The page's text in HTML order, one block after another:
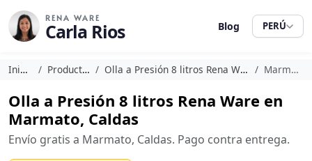
RENA WARE
Carla Rios Blog PERÚ
Inicio Productos Olla a Presión 8 litros Rena Ware Marmato
Olla a Presión 8 litros Rena Ware en
Marmato, Caldas
Envío gratis a Marmato, Caldas. Pago contra entrega.